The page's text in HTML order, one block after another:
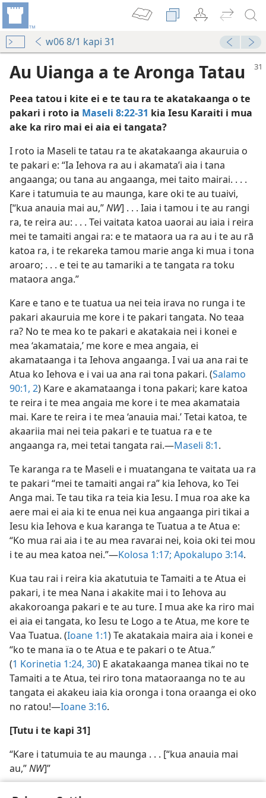
w06 8/1 kapi 31
(Tuanga Apii)—2022
Maira” i Toou Oraanga?
Au Uianga a te Aronga Tatau
Peea tatou i kite ei e te tau ra te akatakaanga o te
pakari i roto ia Maseli 8:22-31 kia Iesu Karaiti i mua
ake ka riro mai ei aia ei tangata?
I roto ia Maseli te tatau ra te akatakaanga akauruia o
te pakari e: “Ia Iehova ra au i akamataʼi aia i tana
angaanga; ou tana au angaanga, mei taito mairai. . . .
Kare i tatumuia te au maunga, kare oki te au tuaivi,
[“kua anauia mai au,”NW] . . . Iaia i tamou i te au rangi
ra, te reira au: . . . Tei vaitata katoa uaorai au iaia i reira
mei te tamaiti angai ra: e te mataora ua ra au i te au rā
katoa ra, i te rekareka tamou marie anga ki mua i tona
aroaro; . . . e tei te au tamariki a te tangata ra toku
mataora anga.”
Kare e tano e te tuatua ua nei teia irava no runga i te
pakari akauruia me kore i te pakari tangata. No teaa
ra? No te mea ko te pakari e akatakaia nei i konei e
mea ‘akamataia,’ me kore e mea angaia, ei
akamataanga i ta Iehova angaanga. I vai ua ana rai te
Atua ko Iehova e i vai ua ana rai tona pakari. (Salamo
90:1, 2) Kare e akamataanga i tona pakari; kare katoa
te reira i te mea angaia me kore i te mea akamataia
mai. Kare te reira i te mea ‘anauia mai.’ Tetai katoa, te
akaariia mai nei teia pakari e te tuatua ra e te
angaanga ra, mei tetai tangata rai.​—Maseli 8:1.
Te karanga ra te Maseli e i muatangana te vaitata ua ra
te pakari “mei te tamaiti angai ra” kia Iehova, ko Tei
Anga mai. Te tau tika ra teia kia Iesu. I mua roa ake ka
aere mai ei aia ki te enua nei kua angaanga piri tikai a
Iesu kia Iehova e kua karanga te Tuatua a te Atua e:
“Ko mua rai aia i te au mea ravarai nei, koia oki tei mou
i te au mea katoa nei.”​—Kolosa 1:17; Apokalupo 3:14.
Kua tau rai i reira kia akatutuia te Tamaiti a te Atua ei
pakari, i te mea Nana i akakite mai i to Iehova au
akakoroanga pakari e te au ture. I mua ake ka riro mai
ei aia ei tangata, ko Iesu te Logo a te Atua, me kore te
Vaa Tuatua. (Ioane 1:1) Te akatakaia maira aia i konei e
“ko te mana ïa o te Atua e te pakari o te Atua.”
(1 Korinetia 1:24, 30) E akatakaanga manea tikai no te
Tamaiti a te Atua, tei riro tona mataoraanga no te au
tangata ei akakeu iaia kia oronga i tona oraanga ei oko
no ratou!​—Ioane 3:16.
[Tutu i te kapi 31]
“Kare i tatumuia te au maunga . . . [“kua anauia mai
au,”NW]”